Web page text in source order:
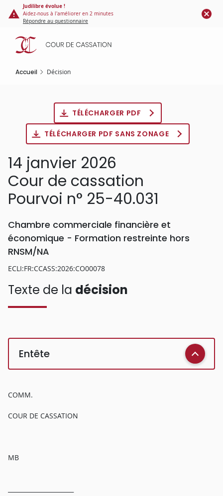
Panneau de gestion des cookies
contenu
principal
Judilibre évolue !
Aidez-nous à l'améliorer en 2 minutes
Répondre au questionnaire
Accueil Décision
TÉLÉCHARGER PDF
TÉLÉCHARGER PDF SANS ZONAGE
14 janvier 2026
Cour de cassation
Pourvoi n° 25-40.031
Chambre commerciale financière et
économique - Formation restreinte hors
RNSM/NA
ECLI:FR:CCASS:2026:CO00078
Texte de la décision
Entête
COMM.
COUR DE CASSATION
MB